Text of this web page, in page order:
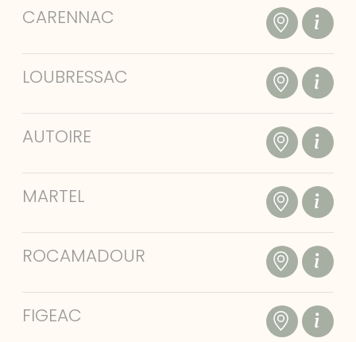
CARENNAC
LOUBRESSAC
AUTOIRE
MARTEL
ROCAMADOUR
FIGEAC